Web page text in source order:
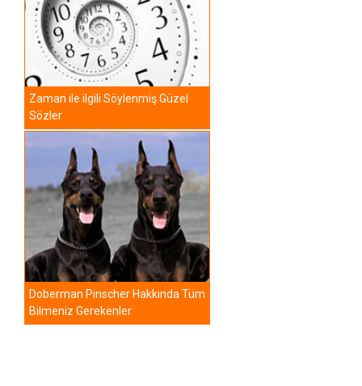
Zaman ile ilgili Söylenmiş Güzel
Sözler
Doberman Pinscher Hakkında Tüm
Bilmeniz Gerekenler